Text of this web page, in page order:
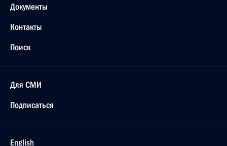
Документы
Контакты
Поиск
Для СМИ
Подписаться
English